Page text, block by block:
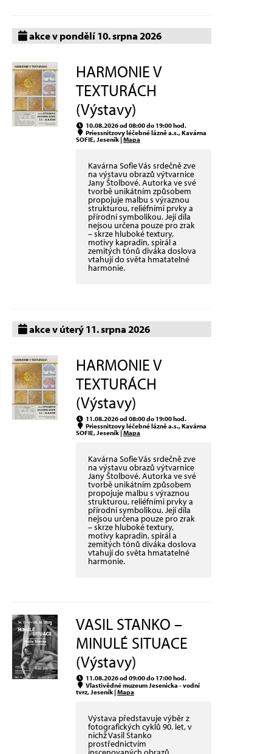
akce v pondělí 10. srpna 2026
HARMONIE V
TEXTURÁCH
(Výstavy)
10.08.2026 od 08:00 do 19:00 hod.
Priessnitzovy léčebné lázně a.s., Kavárna
SOFIE, Jeseník |Mapa
Kavárna Sofie Vás srdečně zve
na výstavu obrazů výtvarnice
Jany Štolbové. Autorka ve své
tvorbě unikátním způsobem
propojuje malbu s výraznou
strukturou, reliéfními prvky a
přírodní symbolikou. Její díla
nejsou určena pouze pro zrak
– skrze hluboké textury,
motivy kapradin, spirál a
zemitých tónů diváka doslova
vtahují do světa hmatatelné
harmonie.
akce v úterý 11. srpna 2026
HARMONIE V
TEXTURÁCH
(Výstavy)
11.08.2026 od 08:00 do 19:00 hod.
Priessnitzovy léčebné lázně a.s., Kavárna
SOFIE, Jeseník |Mapa
Kavárna Sofie Vás srdečně zve
na výstavu obrazů výtvarnice
Jany Štolbové. Autorka ve své
tvorbě unikátním způsobem
propojuje malbu s výraznou
strukturou, reliéfními prvky a
přírodní symbolikou. Její díla
nejsou určena pouze pro zrak
– skrze hluboké textury,
motivy kapradin, spirál a
zemitých tónů diváka doslova
vtahují do světa hmatatelné
harmonie.
VASIL STANKO –
MINULÉ SITUACE
(Výstavy)
11.08.2026 od 09:00 do 17:00 hod.
Vlastivědné muzeum Jesenicka - vodní
tvrz, Jeseník |Mapa
Výstava představuje výběr z
fotografických cyklů 90. let, v
nichž Vasil Stanko
prostřednictvím